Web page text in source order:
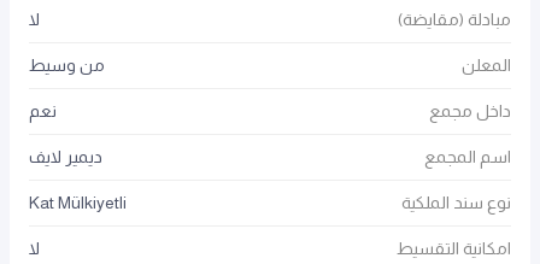
مبادلة (مقايضة) لا
المعلن من وسيط
داخل مجمع نعم
اسم المجمع ديمير لايف
نوع سند الملكية Kat Mülkiyetli
امكانية التقسيط لا